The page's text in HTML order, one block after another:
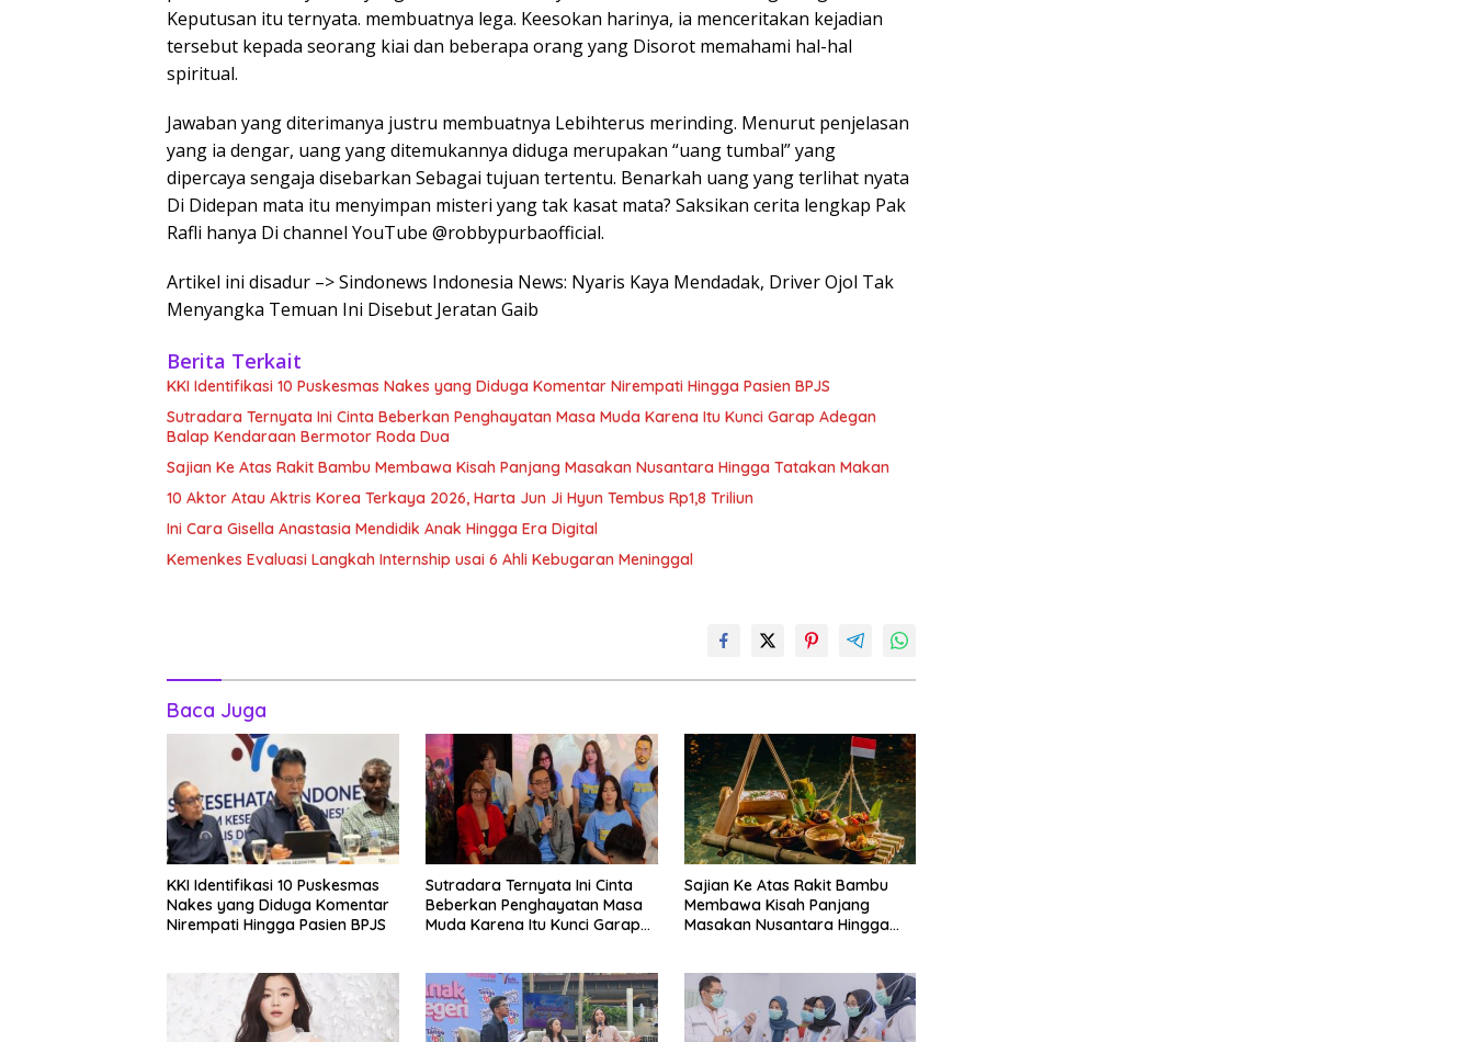
Keputusan itu ternyata. membuatnya lega. Keesokan harinya, ia menceritakan kejadian
tersebut kepada seorang kiai dan beberapa orang yang Disorot memahami hal-hal
spiritual.
Jawaban yang diterimanya justru membuatnya Lebihterus merinding. Menurut penjelasan
yang ia dengar, uang yang ditemukannya diduga merupakan “uang tumbal” yang
dipercaya sengaja disebarkan Sebagai tujuan tertentu. Benarkah uang yang terlihat nyata
Di Didepan mata itu menyimpan misteri yang tak kasat mata? Saksikan cerita lengkap Pak
Rafli hanya Di channel YouTube @robbypurbaofficial.
Artikel ini disadur –> Sindonews Indonesia News: Nyaris Kaya Mendadak, Driver Ojol Tak
Menyangka Temuan Ini Disebut Jeratan Gaib
Berita Terkait
KKI Identifikasi 10 Puskesmas Nakes yang Diduga Komentar Nirempati Hingga Pasien BPJS
Sutradara Ternyata Ini Cinta Beberkan Penghayatan Masa Muda Karena Itu Kunci Garap Adegan
Balap Kendaraan Bermotor Roda Dua
Sajian Ke Atas Rakit Bambu Membawa Kisah Panjang Masakan Nusantara Hingga Tatakan Makan
10 Aktor Atau Aktris Korea Terkaya 2026, Harta Jun Ji Hyun Tembus Rp1,8 Triliun
Ini Cara Gisella Anastasia Mendidik Anak Hingga Era Digital
Kemenkes Evaluasi Langkah Internship usai 6 Ahli Kebugaran Meninggal
Baca Juga
KKI Identifikasi 10 Puskesmas
Nakes yang Diduga Komentar
Nirempati Hingga Pasien BPJS
Sutradara Ternyata Ini Cinta
Beberkan Penghayatan Masa
Muda Karena Itu Kunci Garap
Sajian Ke Atas Rakit Bambu
Membawa Kisah Panjang
Masakan Nusantara Hingga